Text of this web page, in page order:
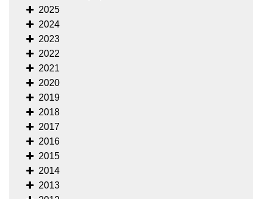
2025
2024
2023
2022
2021
2020
2019
2018
2017
2016
2015
2014
2013